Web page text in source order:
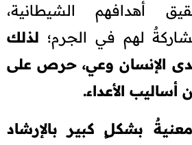
أهدافهم الشيطانية،
لهم في الجرم؛ لذلك
الإنسان وعي، حرص على
أساليب الأعداء.
بشكلٍ كبير بالإرشاد